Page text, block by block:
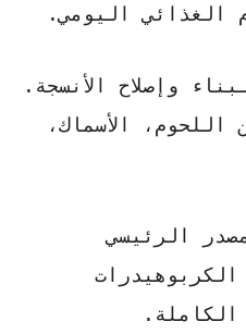
الغذائي اليومي.
وإصلاح الأنسجة.
الأسماك،
الرئيسي